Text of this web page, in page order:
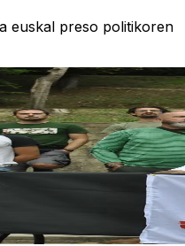
euskal preso politikoren